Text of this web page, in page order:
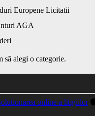
Europene Licitatii
AGA
să alegi o categorie.
online a litigiilor